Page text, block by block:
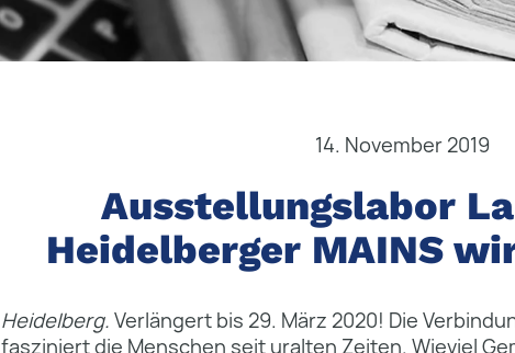
14. November 2019
Ausstellungslabor
Heidelberger MAINS
Heidelberg.Verlängert bis 29. März 2020! Die
fasziniert die Menschen seit uralten Zeiten. Wieviel